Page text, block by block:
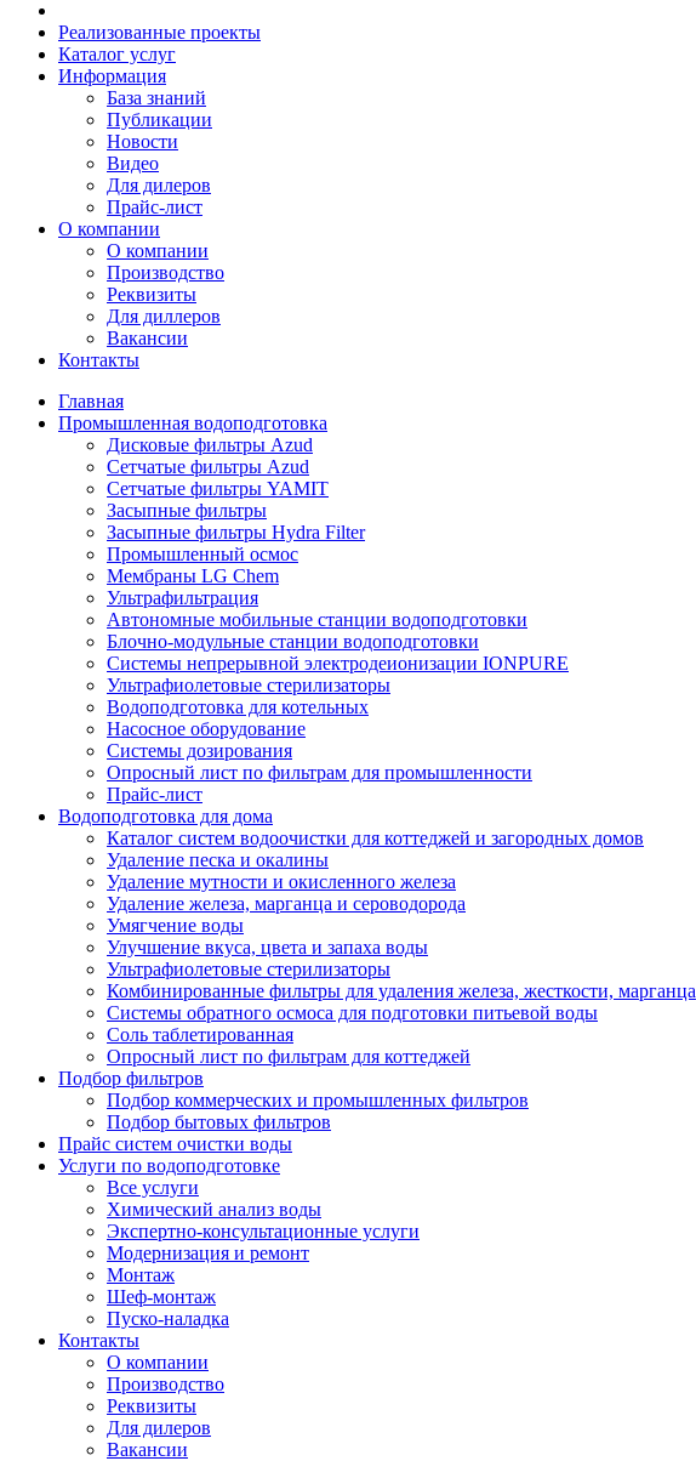
Реализованные проекты
Каталог услуг
Информация
База знаний
Публикации
Новости
Видео
Для дилеров
Прайс-лист
О компании
О компании
Производство
Реквизиты
Для диллеров
Вакансии
Контакты
Главная
Промышленная водоподготовка
Дисковые фильтры Azud
Сетчатые фильтры Azud
Сетчатые фильтры YAMIT
Засыпные фильтры
Засыпные фильтры Hydra Filter
Промышленный осмос
Мембраны LG Chem
Ультрафильтрация
Автономные мобильные станции водоподготовки
Блочно-модульные станции водоподготовки
Системы непрерывной электродеионизации IONPURE
Ультрафиолетовые стерилизаторы
Водоподготовка для котельных
Насосное оборудование
Системы дозирования
Опросный лист по фильтрам для промышленности
Прайс-лист
Водоподготовка для дома
Каталог систем водоочистки для коттеджей и загородных домов
Удаление песка и окалины
Удаление мутности и окисленного железа
Удаление железа, марганца и сероводорода
Умягчение воды
Улучшение вкуса, цвета и запаха воды
Ультрафиолетовые стерилизаторы
Комбинированные фильтры для удаления железа, жесткости, марганца
Системы обратного осмоса для подготовки питьевой воды
Соль таблетированная
Опросный лист по фильтрам для коттеджей
Подбор фильтров
Подбор коммерческих и промышленных фильтров
Подбор бытовых фильтров
Прайс систем очистки воды
Услуги по водоподготовке
Все услуги
Химический анализ воды
Экспертно-консультационные услуги
Модернизация и ремонт
Монтаж
Шеф-монтаж
Пуско-наладка
Контакты
О компании
Производство
Реквизиты
Для дилеров
Вакансии